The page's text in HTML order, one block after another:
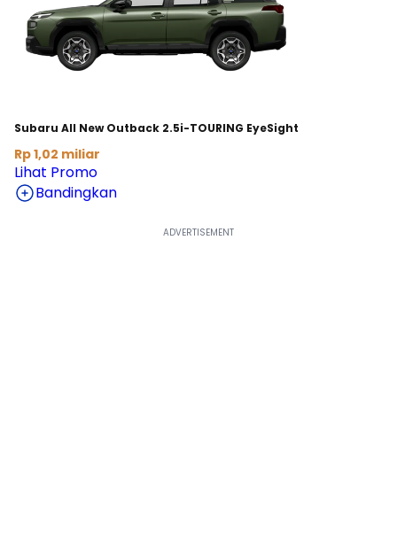
Subaru All New Outback 2.5i-TOURING EyeSight
Rp 1,02 miliar
Lihat Promo
Bandingkan